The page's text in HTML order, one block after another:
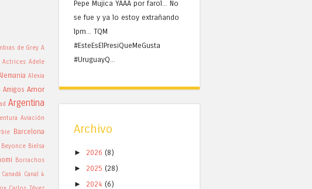
de Grey A
Actrices Adele
Alexia
Amigos Amor
Argentina
Aviación
Barcelona
Beyonce Bielsa
Borrachos
Canadá Canal 4
Pepe Mujica YAAA por farol... No
se fue y ya lo estoy extrañando
lpm... TQM
#EsteEsElPresiQueMeGusta
#UruguayQ...
Archivo
► 2026 (8)
► 2025 (28)
► 2024 (6)